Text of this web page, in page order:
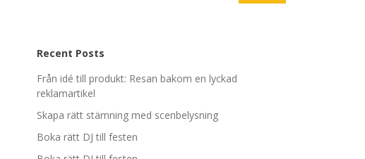
Recent Posts
Från idé till produkt: Resan bakom en lyckad
reklamartikel
Skapa rätt stämning med scenbelysning
Boka rätt DJ till festen